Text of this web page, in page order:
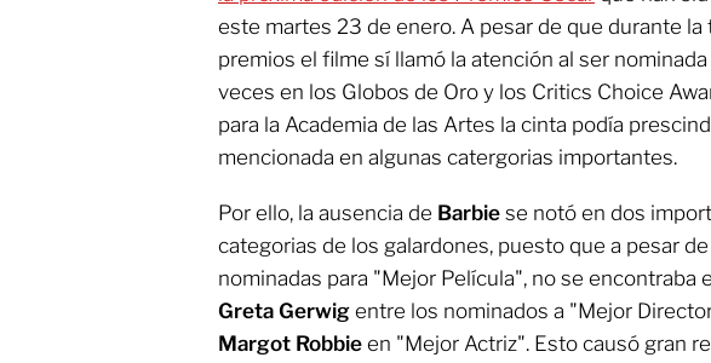
este martes 23 de enero. A pesar de que durante la
premios el filme sí llamó la atención al ser
veces en los Globos de Oro y los Critics Choice
para la Academia de las Artes la cinta podía
mencionada en algunas catergorias importantes.
Por ello, la ausencia de Barbie se notó en dos
categorias de los galardones, puesto que a pesar
nominadas para "Mejor Película", no se encontraba
Greta Gerwig entre los nominados a "Mejor
Margot Robbie en "Mejor Actriz". Esto causó gran